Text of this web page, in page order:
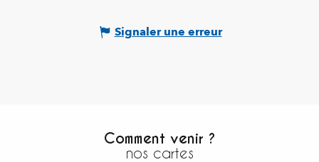
Signaler une erreur
Comment venir ?
nos cartes